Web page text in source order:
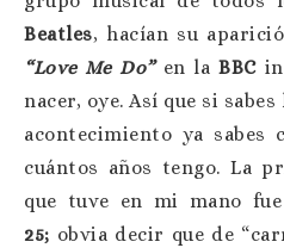
Beatles, hacían su
“Love Me Do”en laBBC
nacer, oye. Así que si
acontecimiento ya sabes
cuántos años tengo. La
que tuve en mi mano
25; obvia decir que de